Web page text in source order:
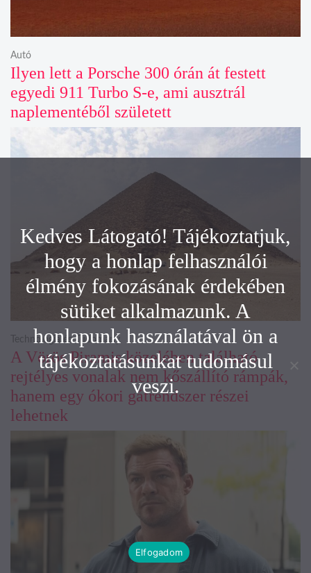
Ilyen lett a Porsche 300 órán át festett
egyedi 911 Turbo S-e, ami ausztrál
naplementéből született
Autó
A Vörös Piramis közelében található
rejtélyes vonalak nem kőszállító rámpák,
hanem egy ókori gátrendszer részei
lehetnek
Technológia és Tudomány
Kedves Látogató! Tájékoztatjuk,
hogy a honlap felhasználói
élmény fokozásának érdekében
sütiket alkalmazunk. A
honlapunk használatával ön a
tájékoztatásunkat tudomásul
veszi.
Elfogadom